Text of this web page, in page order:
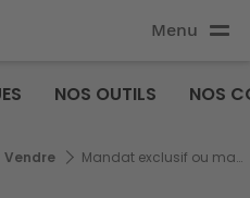
Menu
NOS OUTILS NOS
Vendre Mandat exclusif ou mandat simple : que choisir ?